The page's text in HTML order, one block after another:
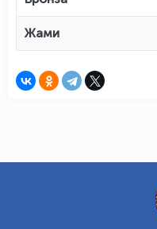
Жами